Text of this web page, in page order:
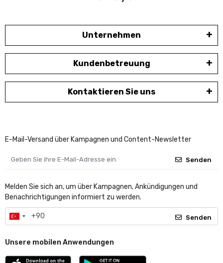
Unternehmen
Kundenbetreuung
Kontaktieren Sie uns
E-Mail-Versand über Kampagnen und Content-Newsletter
Senden
Melden Sie sich an, um über Kampagnen, Ankündigungen und
Benachrichtigungen informiert zu werden.
Senden
Unsere mobilen Anwendungen